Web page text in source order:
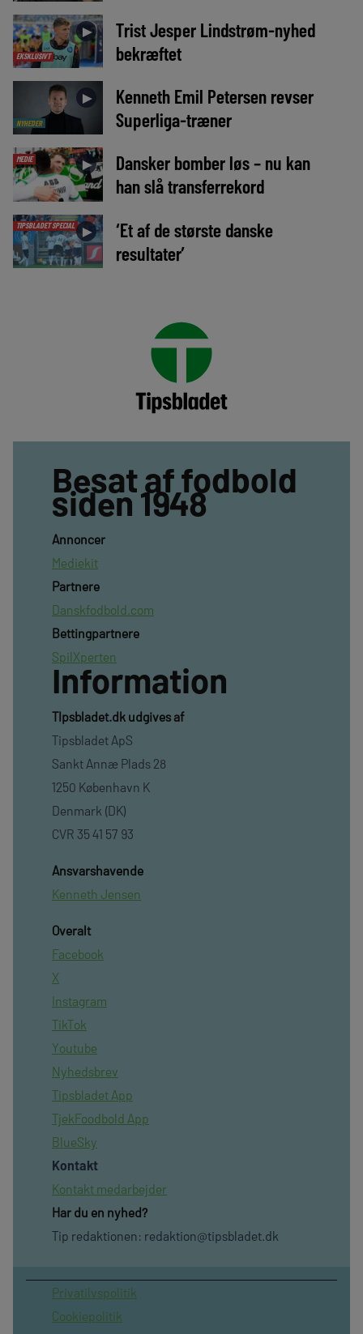
EKSKLUSIVT
►
Trist Jesper Lindstrøm-nyhed
bekræftet
NYHEDER
►
Kenneth Emil Petersen revser
Superliga-træner
MEDIE ►
Dansker bomber løs – nu kan
han slå transferrekord
TIPSBLADET SPECIAL ►
‘Et af de største danske
resultater’
Besat af fodbold
siden 1948
Annoncer
Mediekit
Partnere
Danskfodbold.com
Bettingpartnere
SpilXperten
Information
TIpsbladet.dk udgives af
Tipsbladet ApS
Sankt Annæ Plads 28
1250 København K
Denmark (DK)
CVR 35 41 57 93
Ansvarshavende
Kenneth Jensen
Overalt
Facebook
X
Instagram
TikTok
Youtube
Nyhedsbrev
Tipsbladet App
TjekFoodbold App
BlueSky
Kontakt
Kontakt medarbejder
Har du en nyhed?
Tip redaktionen: redaktion@tipsbladet.dk
Privatilvspolitik
Cookiepolitik